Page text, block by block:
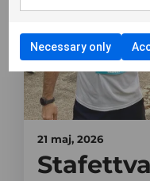
21 maj, 2026
Necessary only